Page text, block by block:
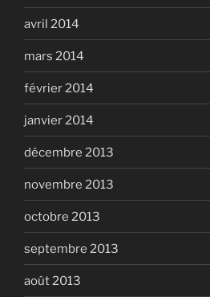
avril 2014
mars 2014
février 2014
janvier 2014
décembre 2013
novembre 2013
octobre 2013
septembre 2013
août 2013